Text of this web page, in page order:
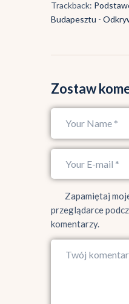
Trackback:
Budapesztu -
Zostaw
Zapamiętaj
przeglądarce
komentarzy.